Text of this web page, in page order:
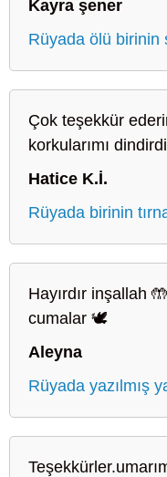
Kayra şener
Rüyada ölü birinin
Çok teşekkür
korkularımı
Hatice K.İ.
Rüyada birinin
Hayırdır inşallah
cumalar 🕊️
Aleyna
Rüyada yazılmış